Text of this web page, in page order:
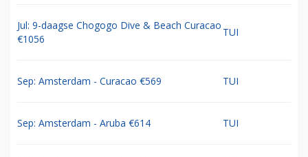
Jul: 9-daagse Chogogo Dive & Beach Curacao
€1056
TUI
Sep: Amsterdam - Curacao €569 TUI
Sep: Amsterdam - Aruba €614 TUI